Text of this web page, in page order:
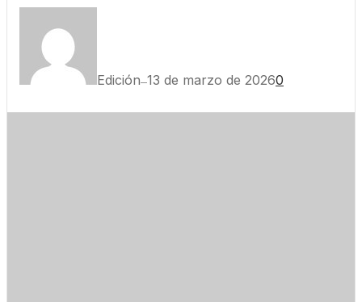
Edición—13 de marzo de 20260